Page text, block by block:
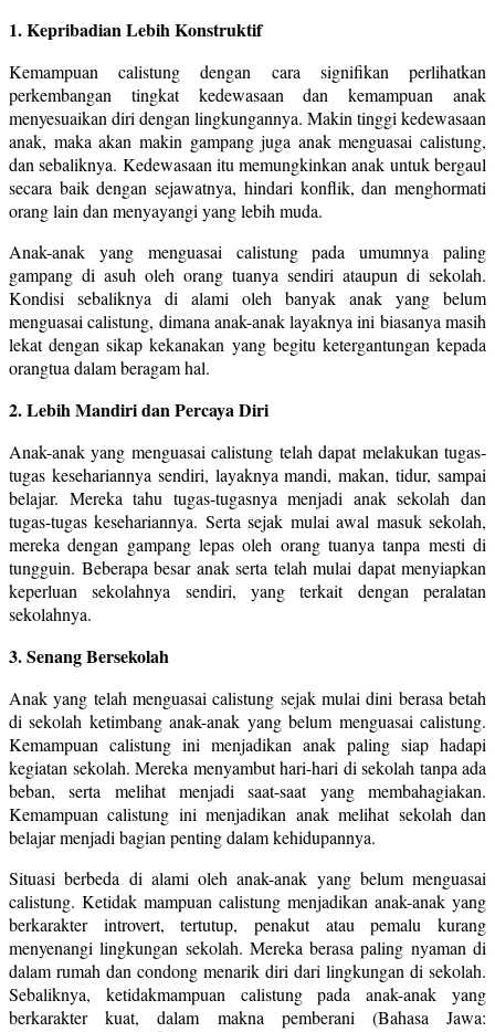
1. Kepribadian Lebih Konstruktif
Kemampuan calistung dengan cara signifikan perlihatkan
perkembangan tingkat kedewasaan dan kemampuan anak
menyesuaikan diri dengan lingkungannya. Makin tinggi kedewasaan
anak, maka akan makin gampang juga anak menguasai calistung,
dan sebaliknya. Kedewasaan itu memungkinkan anak untuk bergaul
secara baik dengan sejawatnya, hindari konflik, dan menghormati
orang lain dan menyayangi yang lebih muda.
Anak-anak yang menguasai calistung pada umumnya paling
gampang di asuh oleh orang tuanya sendiri ataupun di sekolah.
Kondisi sebaliknya di alami oleh banyak anak yang belum
menguasai calistung, dimana anak-anak layaknya ini biasanya masih
lekat dengan sikap kekanakan yang begitu ketergantungan kepada
orangtua dalam beragam hal.
2. Lebih Mandiri dan Percaya Diri
Anak-anak yang menguasai calistung telah dapat melakukan tugas-
tugas kesehariannya sendiri, layaknya mandi, makan, tidur, sampai
belajar. Mereka tahu tugas-tugasnya menjadi anak sekolah dan
tugas-tugas kesehariannya. Serta sejak mulai awal masuk sekolah,
mereka dengan gampang lepas oleh orang tuanya tanpa mesti di
tungguin. Beberapa besar anak serta telah mulai dapat menyiapkan
keperluan sekolahnya sendiri, yang terkait dengan peralatan
sekolahnya.
3. Senang Bersekolah
Anak yang telah menguasai calistung sejak mulai dini berasa betah
di sekolah ketimbang anak-anak yang belum menguasai calistung.
Kemampuan calistung ini menjadikan anak paling siap hadapi
kegiatan sekolah. Mereka menyambut hari-hari di sekolah tanpa ada
beban, serta melihat menjadi saat-saat yang membahagiakan.
Kemampuan calistung ini menjadikan anak melihat sekolah dan
belajar menjadi bagian penting dalam kehidupannya.
Situasi berbeda di alami oleh anak-anak yang belum menguasai
calistung. Ketidak mampuan calistung menjadikan anak-anak yang
berkarakter introvert, tertutup, penakut atau pemalu kurang
menyenangi lingkungan sekolah. Mereka berasa paling nyaman di
dalam rumah dan condong menarik diri dari lingkungan di sekolah.
Sebaliknya, ketidakmampuan calistung pada anak-anak yang
berkarakter kuat, dalam makna pemberani (Bahasa Jawa: